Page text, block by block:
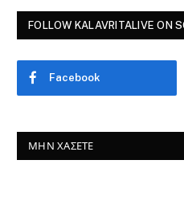
FOLLOW KALAVRITALIVE ON
Facebook
ΜΗΝ ΧΆΣΕΤΕ